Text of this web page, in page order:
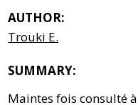
AUTHOR:
Trouki E.
SUMMARY:
Maintes fois consulté